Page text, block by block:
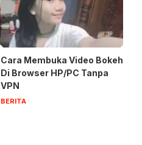
Cara Membuka Video Bokeh
Di Browser HP/PC Tanpa
VPN
BERITA